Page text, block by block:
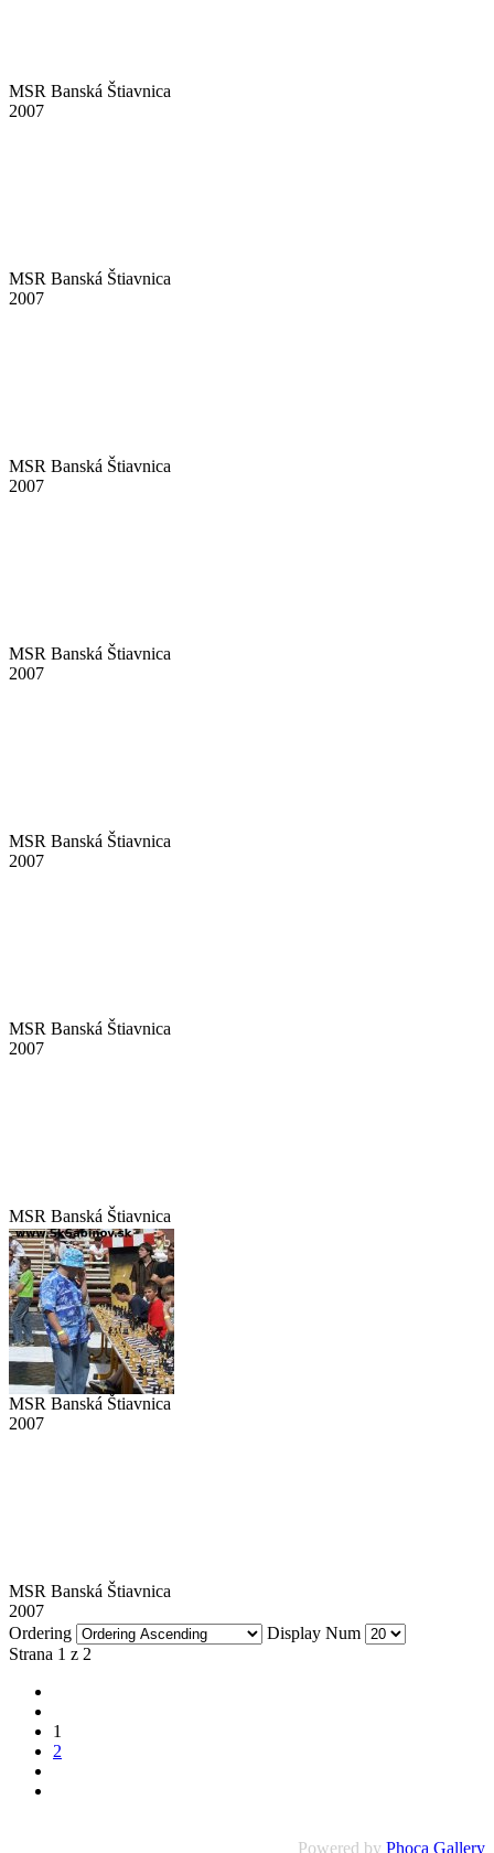
MSR Banská Štiavnica
2007
MSR Banská Štiavnica
2007
MSR Banská Štiavnica
2007
MSR Banská Štiavnica
2007
MSR Banská Štiavnica
2007
MSR Banská Štiavnica
2007
MSR Banská Štiavnica
2007
MSR Banská Štiavnica
2007
MSR Banská Štiavnica
2007
Ordering
Display Num
Strana 1 z 2
1
2
Powered by Phoca Gallery